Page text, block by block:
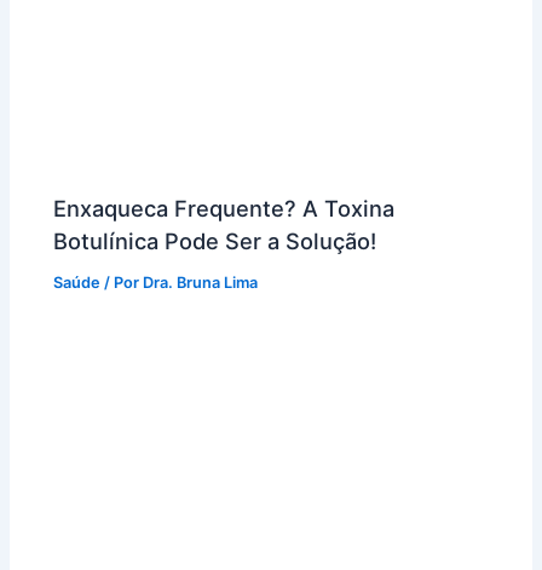
Enxaqueca Frequente? A Toxina
Botulínica Pode Ser a Solução!
Saúde / Por Dra. Bruna Lima